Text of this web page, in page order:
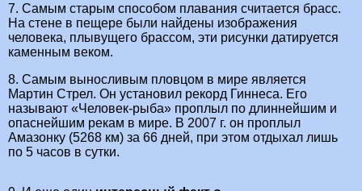
7. Самым старым способом плавания считается брасс.
На стене в пещере были найдены изображения
человека, плывущего брассом, эти рисунки датируется
каменным веком.
8. Самым выносливым пловцом в мире является
Мартин Стрел. Он установил рекорд Гиннеса. Его
называют «Человек-рыба» проплыл по длиннейшим и
опаснейшим рекам в мире. В 2007 г. он проплыл
Амазонку (5268 км) за 66 дней, при этом отдыхал лишь
по 5 часов в сутки.